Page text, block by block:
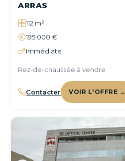
ARRAS
112 m²
195 000 €
Immédiate
Rez-de-chaussée à vendre
Contacter VOIR L'OFFRE →